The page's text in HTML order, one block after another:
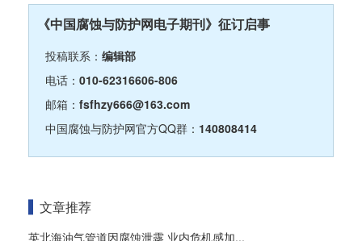
《中国腐蚀与防护网电子期刊》征订启事
投稿联系： 编辑部
电话： 010-62316606-806
邮箱： fsfhzy666@163.com
中国腐蚀与防护网官方QQ群： 140808414
文章推荐
英北海油气管道因腐蚀泄露 业内危机感加...